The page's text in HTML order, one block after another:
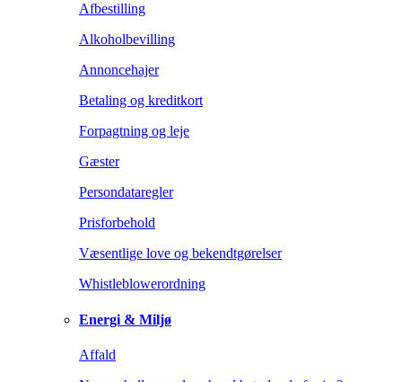
Afbestilling
Alkoholbevilling
Annoncehajer
Betaling og kreditkort
Forpagtning og leje
Gæster
Persondataregler
Prisforbehold
Væsentlige love og bekendtgørelser
Whistleblowerordning
Energi & Miljø
Affald